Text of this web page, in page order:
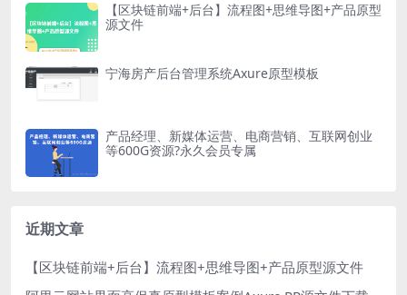
【区块链前端+后台】流程图+思维导图+产品原型
源文件
宁海房产后台管理系统Axure原型模板
产品经理、新媒体运营、电商营销、互联网创业
等600G资源?永久会员专属
近期文章
【区块链前端+后台】流程图+思维导图+产品原型源文件